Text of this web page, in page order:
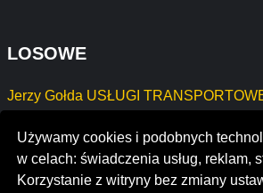
Używamy cookies i podobnych
w celach: świadczenia usług, reklam,
Korzystanie z witryny bez zmiany
LOSOWE
Jerzy Gołda USŁUGI
Mateusz Nadolny
rentech boiler systems
xelmo ab